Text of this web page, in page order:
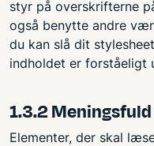
styr på overskrifterne
også benytte andre
du kan slå dit
indholdet er forståeligt
1.3.2
Elementer, der skal